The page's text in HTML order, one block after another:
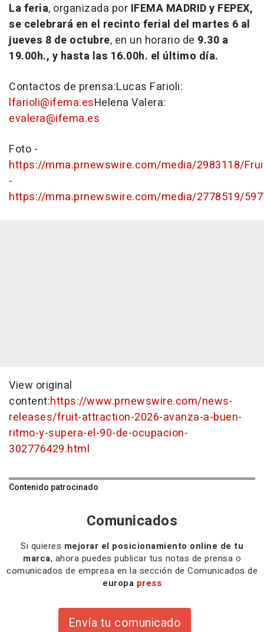
La feria, organizada por IFEMA MADRID y FEPEX,
se celebrará en el recinto ferial del martes 6 al
jueves 8 de octubre, en un horario de 9.30 a
19.00h., y hasta las 16.00h. el último día.
Contactos de prensa:Lucas Farioli:
lfarioli@ifema.esHelena Valera:
evalera@ifema.es
Foto -
https://mma.prnewswire.com/media/2983118/
-
https://mma.prnewswire.com/media/2778519/
View original
content:https://www.prnewswire.com/news-
releases/fruit-attraction-2026-avanza-a-buen-
ritmo-y-supera-el-90-de-ocupacion-
302776429.html
Contenido patrocinado
Comunicados
Si quieres mejorar el posicionamiento online de tu
marca, ahora puedes publicar tus notas de prensa o
comunicados de empresa en la sección de Comunicados de
europa press
Envía tu comunicado